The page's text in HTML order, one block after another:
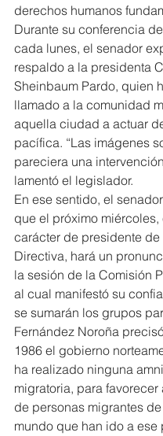
derechos humanos
Durante su conferencia
cada lunes, el senador
respaldo a la presidenta
Sheinbaum Pardo, quien
llamado a la comunidad
aquella ciudad a actuar
pacífica. “Las imágenes
pareciera una
lamentó el legislador.
En ese sentido, el
que el próximo miércoles,
carácter de presidente de
Directiva, hará un
la sesión de la Comisión
al cual manifestó su
se sumarán los grupos
Fernández Noroña
1986 el gobierno
ha realizado ninguna
migratoria, para favorecer
de personas migrantes
mundo que han ido a ese